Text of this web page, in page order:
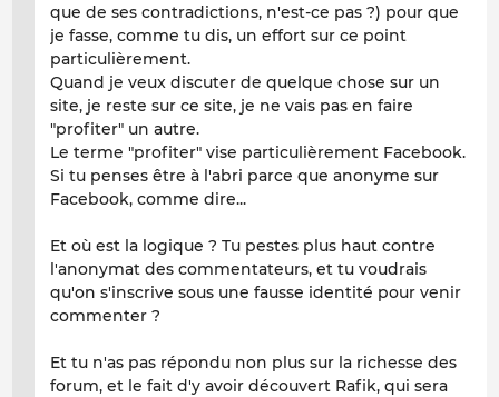
que de ses contradictions, n'est-ce pas ?) pour que
je fasse, comme tu dis, un effort sur ce point
particulièrement.
Quand je veux discuter de quelque chose sur un
site, je reste sur ce site, je ne vais pas en faire
"profiter" un autre.
Le terme "profiter" vise particulièrement Facebook.
Si tu penses être à l'abri parce que anonyme sur
Facebook, comme dire...
Et où est la logique ? Tu pestes plus haut contre
l'anonymat des commentateurs, et tu voudrais
qu'on s'inscrive sous une fausse identité pour venir
commenter ?
Et tu n'as pas répondu non plus sur la richesse des
forum, et le fait d'y avoir découvert Rafik, qui sera